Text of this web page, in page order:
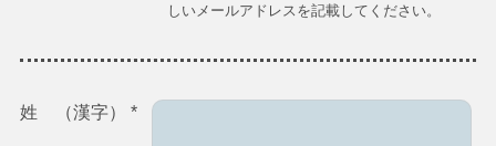
しいメールアドレスを記載してください。
姓 （漢字） *